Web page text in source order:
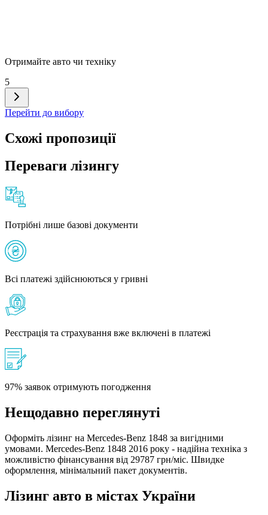
Отримайте авто чи техніку
5
Перейти до вибору
Схожі пропозиції
Переваги лізингу
Потрібні лише базові документи
Всі платежі здійснюються у гривні
Реєстрація та страхування вже включені в платежі
97% заявок отримують погодження
Нещодавно переглянуті
Оформіть лізинг на Mercedes-Benz 1848 за вигідними
умовами. Mercedes-Benz 1848 2016 року - надійна техніка з
можливістю фінансування від 29787 грн/міс. Швидке
оформлення, мінімальний пакет документів.
Лізинг авто в містах України